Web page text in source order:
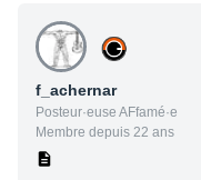
f_achernar
Posteur·euse AFfamé·e
Membre depuis 22 ans